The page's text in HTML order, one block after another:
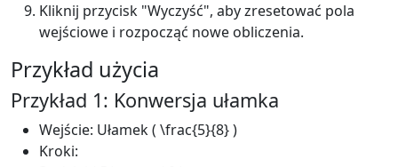
Kliknij przycisk "Wyczyść", aby zresetować pola
wejściowe i rozpocząć nowe obliczenia.
Przykład użycia
Przykład 1: Konwersja ułamka
Wejście: Ułamek ( \frac{5}{8} )
Kroki: